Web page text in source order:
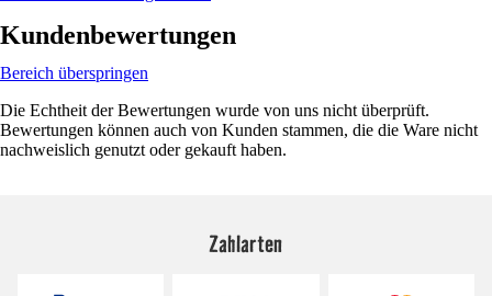
Kundenbewertungen
Bereich überspringen
Die Echtheit der Bewertungen wurde von uns nicht überprüft.
Bewertungen können auch von Kunden stammen, die die Ware nicht
nachweislich genutzt oder gekauft haben.
Zahlarten